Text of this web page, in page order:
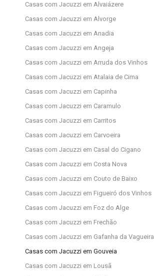
Casas com Jacuzzi em Alvaiázere
Casas com Jacuzzi em Alvorge
Casas com Jacuzzi em Anadia
Casas com Jacuzzi em Angeja
Casas com Jacuzzi em Arruda dos Vinhos
Casas com Jacuzzi em Atalaia de Cima
Casas com Jacuzzi em Capinha
Casas com Jacuzzi em Caramulo
Casas com Jacuzzi em Carritos
Casas com Jacuzzi em Carvoeira
Casas com Jacuzzi em Casal do Cigano
Casas com Jacuzzi em Costa Nova
Casas com Jacuzzi em Couto de Baixo
Casas com Jacuzzi em Figueiró dos Vinhos
Casas com Jacuzzi em Foz do Alge
Casas com Jacuzzi em Frechão
Casas com Jacuzzi em Gafanha da Vagueira
Casas com Jacuzzi em Gouveia
Casas com Jacuzzi em Lousã